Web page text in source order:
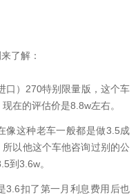
了解：
）270特别限量版，这个车
在的评估价是8.8w左右。
像这种老车一般都是做3.5成
以他这个车他咨询过别的公
到3.6w。
3.6扣了第一月利息费用后也